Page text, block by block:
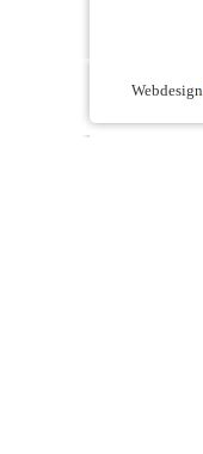
Webdesign